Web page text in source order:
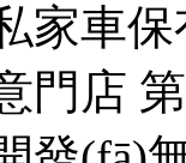
家車
門店